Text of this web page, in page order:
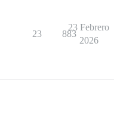
23 883
23 Febrero
2026